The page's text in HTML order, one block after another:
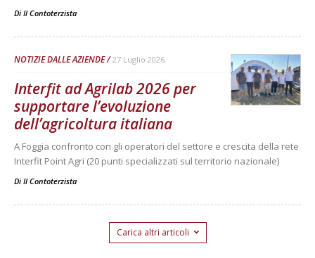
Di Il Contoterzista
NOTIZIE DALLE AZIENDE 27 Luglio 2026
Interfit ad Agrilab 2026 per
supportare l’evoluzione
dell’agricoltura italiana
A Foggia confronto con gli operatori del settore e crescita della rete
Interfit Point Agri (20 punti specializzati sul territorio nazionale)
Di Il Contoterzista
Carica altri articoli